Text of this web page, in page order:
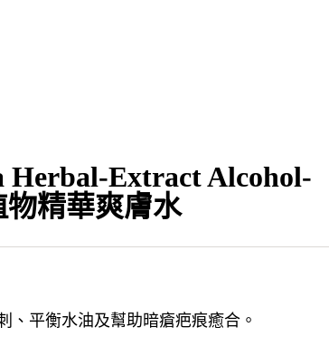
Herbal-Extract Alcohol-
物精華爽膚水
、平衡水油及幫助暗瘡疤痕癒合。